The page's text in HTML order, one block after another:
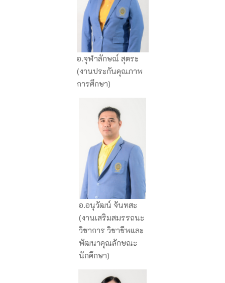
อ.จุฬาลักษณ์ สุตระ
(งานประกันคุณภาพ
การศึกษา)
อ.อนุวัฒน์ จันทสะ
(งานเสริมสมรรถนะ
วิชาการ วิชาชีพและ
พัฒนาคุณลักษณะ
นักศึกษา)